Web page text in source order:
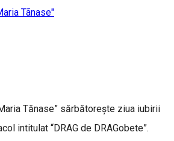
Tãnase"
Tănase” sărbătorește ziua iubirii
intitulat “DRAG de DRAGobete”.